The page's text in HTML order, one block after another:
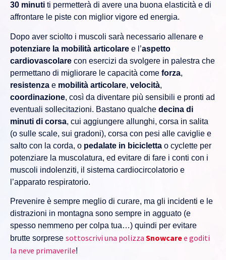
30 minuti ti permetterà di avere una buona elasticità e di
affrontare le piste con miglior vigore ed energia.
Dopo aver sciolto i muscoli sarà necessario allenare e
potenziare la mobilità articolare e l’aspetto
cardiovascolare con esercizi da svolgere in palestra che
permettano di migliorare le capacità come forza,
resistenza e mobilità articolare, velocità,
coordinazione, così da diventare più sensibili e pronti ad
eventuali sollecitazioni. Bastano qualche decina di
minuti di corsa, cui aggiungere allunghi, corsa in salita
(o sulle scale, sui gradoni), corsa con pesi alle caviglie e
salto con la corda, o pedalate in bicicletta o cyclette per
potenziare la muscolatura, ed evitare di fare i conti con i
muscoli indolenziti, il sistema cardiocircolatorio e
l’apparato respiratorio.
Prevenire è sempre meglio di curare, ma gli incidenti e le
distrazioni in montagna sono sempre in agguato (e
spesso nemmeno per colpa tua…) quindi per evitare
brutte sorprese sottoscrivi una polizza Snowcaree goditi
la neve primaverile!